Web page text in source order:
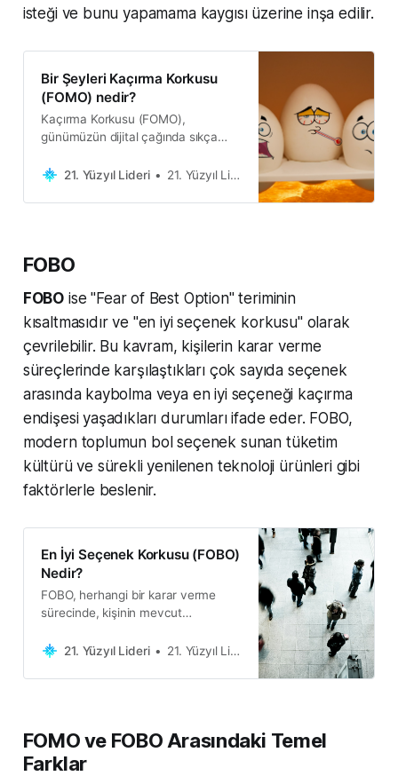
isteği ve bunu yapamama kaygısı üzerine inşa edilir.
Bir Şeyleri Kaçırma Korkusu
(FOMO) nedir?
Kaçırma Korkusu (FOMO),
günümüzün dijital çağında sıkça
başkalarının yaptığı etkinliklere veya
olduğunda hissettikleri endişeyi
dijital platformlar aracılığıy…
21. Yüzyıl Lideri 21. Yüzyıl Lideri
FOBO
FOBO ise "Fear of Best Option" teriminin
kısaltmasıdır ve "en iyi seçenek korkusu" olarak
çevrilebilir. Bu kavram, kişilerin karar verme
süreçlerinde karşılaştıkları çok sayıda seçenek
arasında kaybolma veya en iyi seçeneği kaçırma
endişesi yaşadıkları durumları ifade eder. FOBO,
modern toplumun bol seçenek sunan tüketim
kültürü ve sürekli yenilenen teknoloji ürünleri gibi
faktörlerle beslenir.
En İyi Seçenek Korkusu (FOBO)
Nedir?
FOBO, herhangi bir karar verme
sürecinde, kişinin mevcut
seçememe korkusu olarak
21. Yüzyıl Lideri 21. Yüzyıl Lideri
FOMO ve FOBO Arasındaki Temel
Farklar